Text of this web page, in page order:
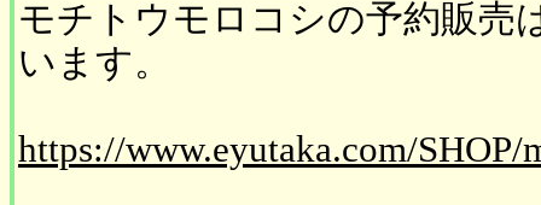
モチトウモロコシの予約販売
います。
https://www.eyutaka.com/SHOP/